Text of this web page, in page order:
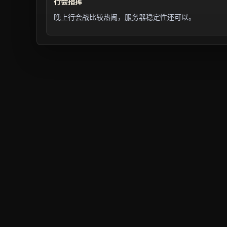
晚上行会战比较热闹，服务器稳定性还可以。